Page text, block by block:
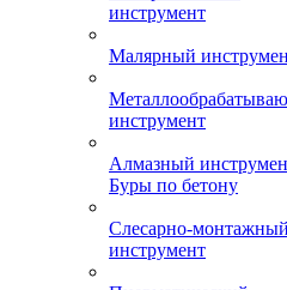
инструмент
Малярный
инструмент
Алмазный
Буры по бетону
Слесарно-монтажный
инструмент